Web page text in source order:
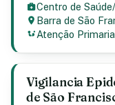
Centro de
Barra de São
Atenção Primaria
Vigilancia
de São